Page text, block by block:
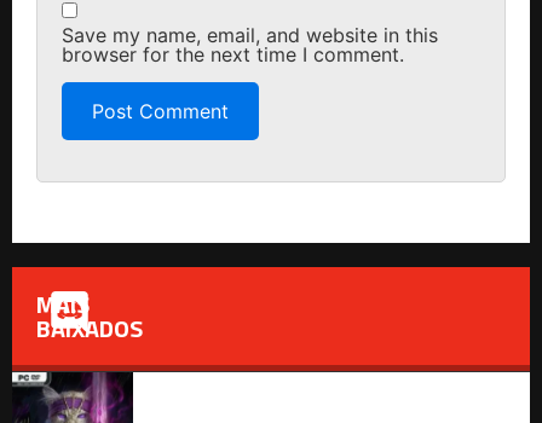
Save my name, email, and website in this
browser for the next time I comment.
MAIS
BAIXADOS